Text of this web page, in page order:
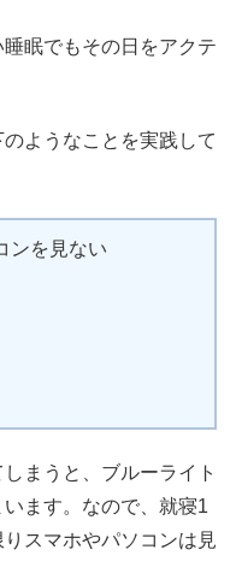
眠でもその日をアクテ
ようなことを実践して
ンを見ない
まうと、ブルーライト
ます。なので、就寝1
スマホやパソコンは見